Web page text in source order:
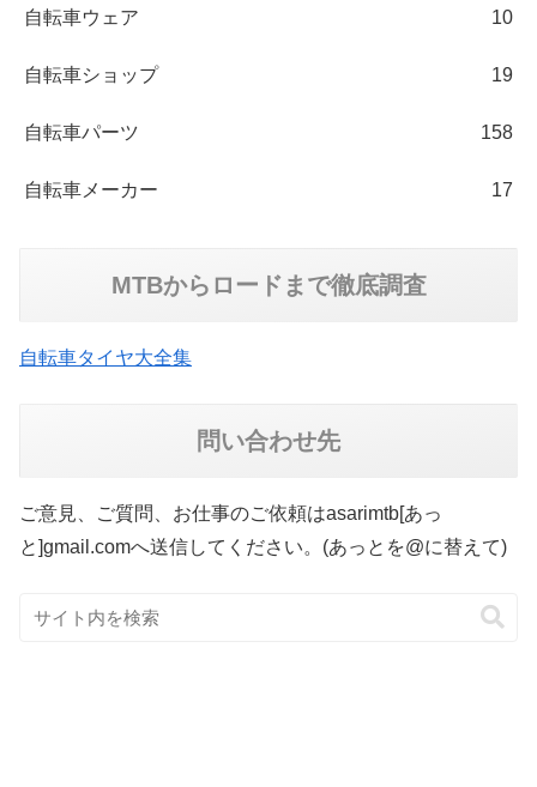
自転車ウェア 10
自転車ショップ 19
自転車パーツ 158
自転車メーカー 17
MTBからロードまで徹底調査
自転車タイヤ大全集
問い合わせ先
ご意見、ご質問、お仕事のご依頼はasarimtb[あっ
と]gmail.comへ送信してください。(あっとを@に替えて)